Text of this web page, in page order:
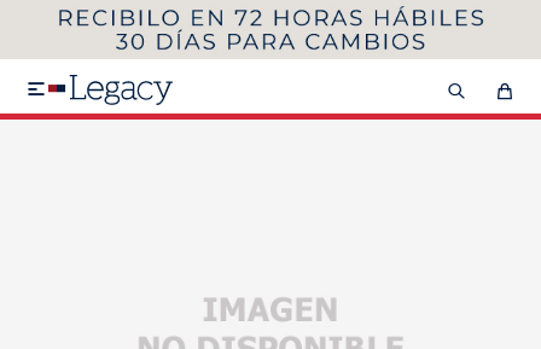

MI CUENTA
VER COLECCIÓN DE HOMBRE